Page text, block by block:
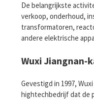
De belangrijkste
verkoop, onderhoud,
transformatoren,
andere elektrische
Wuxi Jiangnan-
Gevestigd in 1997,
hightechbedrijf dat de